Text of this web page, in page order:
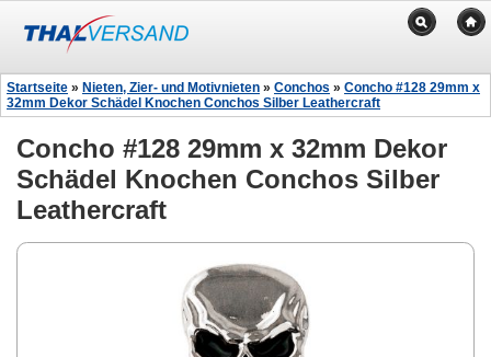
Startseite » Nieten, Zier- und Motivnieten » Conchos » Concho #128 29mm x
32mm Dekor Schädel Knochen Conchos Silber Leathercraft
Concho #128 29mm x 32mm Dekor
Schädel Knochen Conchos Silber
Leathercraft